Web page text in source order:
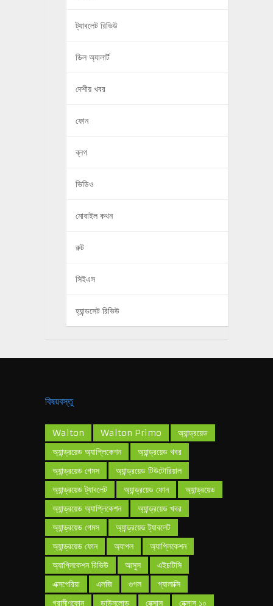
ট্যাবলেট রিভিউ
ডিল অ্যালার্ট
দেশীয় খবর
ফোন
ব্লগ
ভিডিও
মোবাইল কথন
রুট
সিইএস
হ্যান্ডসেট রিভিউ
বিষয়বস্তু
Walton Walton Primo
অ্যান্ড্রয়েড
অ্যান্ড্রয়েড অ্যাপ্লিকেশন
অ্যান্ড্রয়েড খবর
অ্যান্ড্রয়েড গেমস
অ্যান্ড্রয়েড টিউটোরিয়াল
অ্যান্ড্রয়েড ট্যাবলেট
অ্যান্ড্রয়েড ফোন
অ্যান্ড্রয়েড
অ্যান্ড্রয়েড অ্যাপ্লিকেশন
অ্যান্ড্রয়েড খবর
অ্যান্ড্রয়েড গেমস
অ্যান্ড্রয়েড ট্যাবলেট
অ্যান্ড্রয়েড ফোন
অ্যাপল
অ্যাপ্লিকেশন
অ্যাপ্লিকেশন রিভিউ
আসুস
এইচটিসি
এক্সপেরিয়া
এলজি গুগল
গ্যালাক্সি
গ্রামীণফোন
ডাউনলোড নেক্সাস নেক্সাস ১০